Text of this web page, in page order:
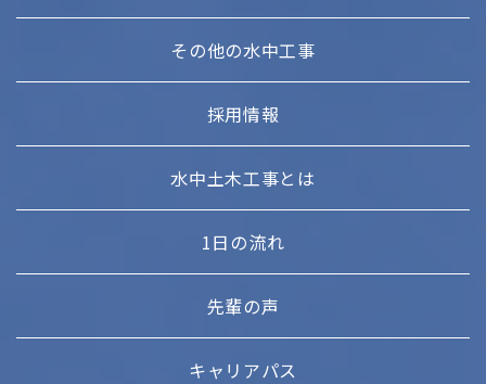
その他の水中工事
採用情報
水中土木工事とは
1日の流れ
先輩の声
キャリアパス